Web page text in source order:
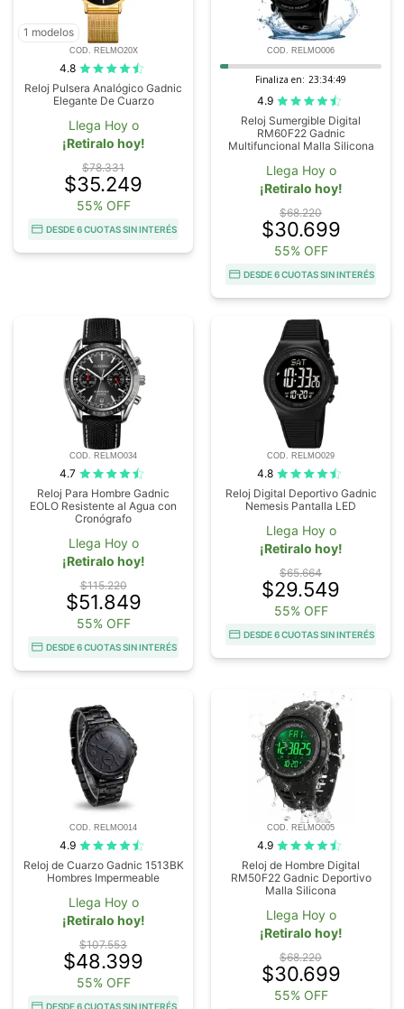
1 modelos
COD. RELMO20X
4.8
Reloj Pulsera Analógico Gadnic
Elegante De Cuarzo
Llega Hoy o
¡Retiralo hoy!
$78.331
$35.249
55% OFF
DESDE 6 CUOTAS SIN INTERÉS
COD. RELMO006
Finaliza en: 23:34:48
4.9
Reloj Sumergible Digital
RM60F22 Gadnic
Multifuncional Malla Silicona
Llega Hoy o
¡Retiralo hoy!
$68.220
$30.699
55% OFF
DESDE 6 CUOTAS SIN INTERÉS
COD. RELMO034
4.7
Reloj Para Hombre Gadnic
EOLO Resistente al Agua con
Cronógrafo
Llega Hoy o
¡Retiralo hoy!
$115.220
$51.849
55% OFF
DESDE 6 CUOTAS SIN INTERÉS
COD. RELMO029
4.8
Reloj Digital Deportivo Gadnic
Nemesis Pantalla LED
Llega Hoy o
¡Retiralo hoy!
$65.664
$29.549
55% OFF
DESDE 6 CUOTAS SIN INTERÉS
COD. RELMO014
4.9
Reloj de Cuarzo Gadnic 1513BK
Hombres Impermeable
Llega Hoy o
¡Retiralo hoy!
$107.553
$48.399
55% OFF
DESDE 6 CUOTAS SIN INTERÉS
COD. RELMO005
4.9
Reloj de Hombre Digital
RM50F22 Gadnic Deportivo
Malla Silicona
Llega Hoy o
¡Retiralo hoy!
$68.220
$30.699
55% OFF